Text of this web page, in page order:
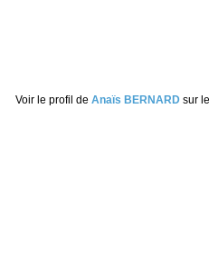
Voir le profil de Anaïs BERNARDsur